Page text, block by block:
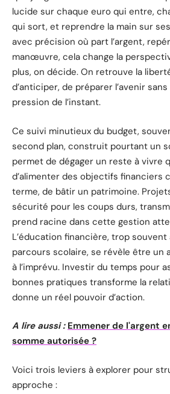
lucide sur chaque euro qui entre,
qui sort, et reprendre la main sur
avec précision où part l’argent,
manœuvre, cela change la
plus, on décide. On retrouve la
d’anticiper, de préparer l’avenir
pression de l’instant.
Ce suivi minutieux du budget,
second plan, construit pourtant un
permet de dégager un reste à vivre
d’alimenter des objectifs financiers
terme, de bâtir un patrimoine.
sécurité pour les coups durs,
prend racine dans cette gestion
L’éducation financière, trop
parcours scolaire, se révèle être un
à l’imprévu. Investir du temps pour
bonnes pratiques transforme la
donne un réel pouvoir d’action.
A lire aussi : Emmener de l'argent
somme autorisée ?
Voici trois leviers à explorer pour
approche :